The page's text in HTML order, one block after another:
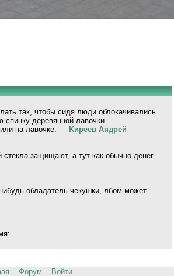
так, чтобы сидя люди облокачивались
деревянной лавочки.
на лавочке. — Kиpeeв Aндpeй
защищают, а тут как обычно денег
обладатель чекушки, лбом может
Форум Войти